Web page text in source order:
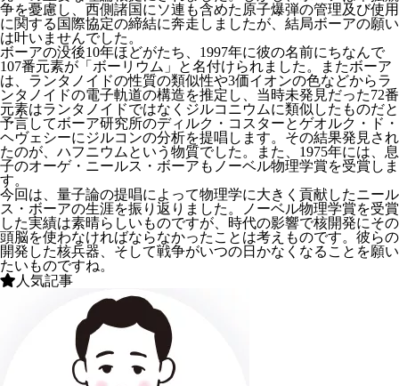
争を憂慮し、西側諸国にソ連も含めた原子爆弾の管理及び使用
に関する国際協定の締結に奔走しましたが、結局ボーアの願い
は叶いませんでした。
ボーアの没後10年ほどがたち、1997年に彼の名前にちなんで
107番元素が「ボーリウム」と名付けられました。またボーア
は、ランタノイドの性質の類似性や3価イオンの色などからラ
ンタノイドの電子軌道の構造を推定し、当時未発見だった72番
元素はランタノイドではなくジルコニウムに類似したものだと
予言してボーア研究所のディルク・コスターとゲオルク・ド・
ヘヴェシーにジルコンの分析を提唱します。その結果発見され
たのが、ハフニウムという物質でした。また、1975年には、息
子のオーゲ・ニールス・ボーアもノーベル物理学賞を受賞しま
す。
今回は、量子論の提唱によって物理学に大きく貢献したニール
ス・ボーアの生涯を振り返りました。ノーベル物理学賞を受賞
した実績は素晴らしいものですが、時代の影響で核開発にその
頭脳を使わなければならなかったことは考えものです。彼らの
開発した核兵器、そして戦争がいつの日かなくなることを願い
たいものですね。
人気記事